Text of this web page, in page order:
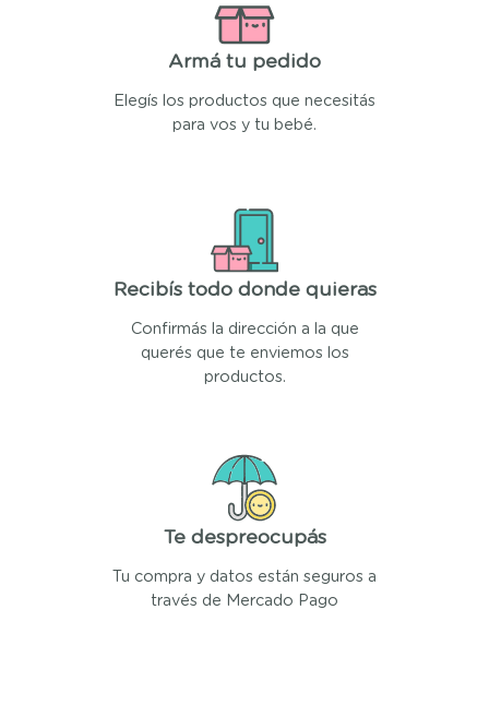
Armá tu pedido
Elegís los productos que necesitás
para vos y tu bebé.
Recibís todo donde quieras
Confirmás la dirección a la que
querés que te enviemos los
productos.
Te despreocupás
Tu compra y datos están seguros a
través de Mercado Pago